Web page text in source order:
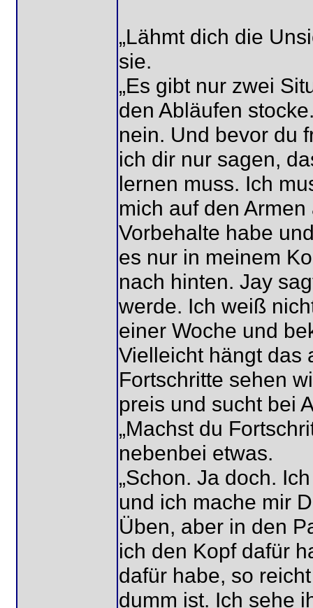
„Lähmt dich die
sie.
„Es gibt nur zwei
den Abläufen
nein. Und bevor du
ich dir nur sagen,
lernen muss. Ich
mich auf den
Vorbehalte habe
es nur in meinem
nach hinten. Jay
werde. Ich weiß
einer Woche und
Vielleicht hängt das
Fortschritte sehen
preis und sucht bei
„Machst du
nebenbei etwas.
„Schon. Ja doch.
und ich mache mir
Üben, aber in den
ich den Kopf dafür
dafür habe, so
dumm ist. Ich sehe